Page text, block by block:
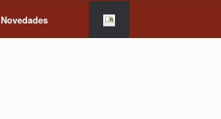
Novedades